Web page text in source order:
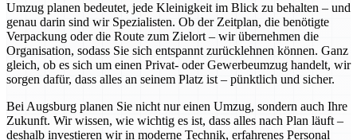
Umzug planen bedeutet, jede Kleinigkeit im Blick zu behalten – und
genau darin sind wir Spezialisten. Ob der Zeitplan, die benötigte
Verpackung oder die Route zum Zielort – wir übernehmen die
Organisation, sodass Sie sich entspannt zurücklehnen können. Ganz
gleich, ob es sich um einen Privat- oder Gewerbeumzug handelt, wir
sorgen dafür, dass alles an seinem Platz ist – pünktlich und sicher.
Bei Augsburg planen Sie nicht nur einen Umzug, sondern auch Ihre
Zukunft. Wir wissen, wie wichtig es ist, dass alles nach Plan läuft –
deshalb investieren wir in moderne Technik, erfahrenes Personal